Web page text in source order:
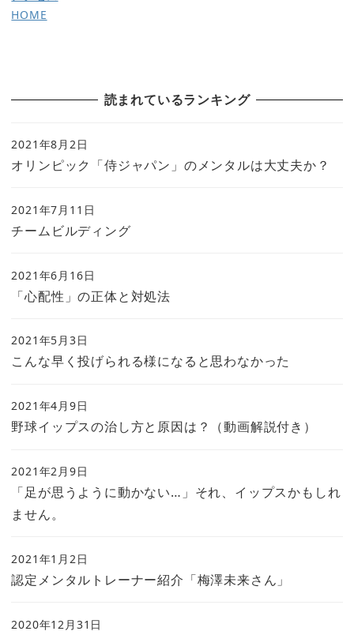
HOME
読まれているランキング
オリンピック「侍ジャパン」のメンタルは大丈夫か？
2021年8月2日
チームビルディング
2021年7月11日
「心配性」の正体と対処法
2021年6月16日
こんな早く投げられる様になると思わなかった
2021年5月3日
野球イップスの治し方と原因は？（動画解説付き）
2021年4月9日
「足が思うように動かない…」それ、イップスかもしれ
ません。
2021年2月9日
認定メンタルトレーナー紹介「梅澤未来さん」
2021年1月2日
2020年12月31日